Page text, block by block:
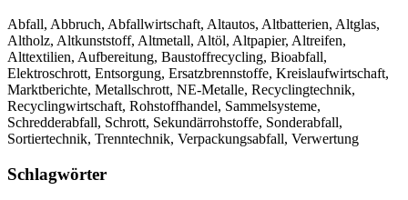
Abfall, Abbruch, Abfallwirtschaft, Altautos, Altbatterien, Altglas,
Altholz, Altkunststoff, Altmetall, Altöl, Altpapier, Altreifen,
Alttextilien, Aufbereitung, Baustoffrecycling, Bioabfall,
Elektroschrott, Entsorgung, Ersatzbrennstoffe, Kreislaufwirtschaft,
Marktberichte, Metallschrott, NE-Metalle, Recyclingtechnik,
Recyclingwirtschaft, Rohstoffhandel, Sammelsysteme,
Schredderabfall, Schrott, Sekundärrohstoffe, Sonderabfall,
Sortiertechnik, Trenntechnik, Verpackungsabfall, Verwertung
Schlagwörter